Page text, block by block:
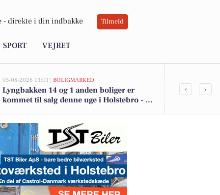
- direkte i din indbakke Tilmeld
SPORT VEJRET
05-08-2026 13:01 | BOLIGMARKED
Lyngbakken 14 og 1 anden boliger er
kommet til salg denne uge i Holstebro - se
Top 6 over
‹ ›